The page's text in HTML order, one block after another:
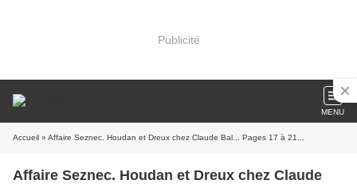
Publicité
MENU
Accueil » Affaire Seznec. Houdan et Dreux chez Claude Bal... Pages 17 à 21...
Affaire Seznec. Houdan et Dreux chez Claude